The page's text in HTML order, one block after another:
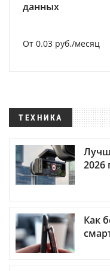
данных
От 0.03 руб./месяц
ТЕХНИКА
2026
Как